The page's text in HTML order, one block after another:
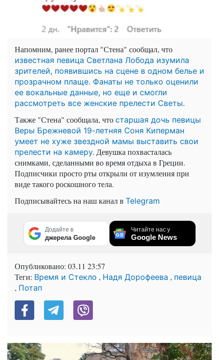
Напомним, ранее портал "Стена" сообщал, что
известная певица Светлана Лобода изумила
зрителей, появившись на сцене в одном белье и
прозрачном плаще. Фанаты не только оценили
ее вокальные данные, но еще и смогли
рассмотреть все женские прелести Светы.
Также "Стена" сообщала, что старшая дочь певицы
Веры Брежневой 19-летняя Соня Киперман
умеет не хуже звездной мамы выставить свои
прелести на камеру. Девушка похвасталась
снимками, сделанными во время отдыха в Греции.
Подписчики просто рты открыли от изумления при
виде такого роскошного тела.
Подписывайтесь на наш канал в Telegram
Додайте в
джерела Google
Читайте нас у
Google News
Опубликовано: 03.11 23:57
Теги: Время и Стекло , Надя Дорофеева , певица
, Потап